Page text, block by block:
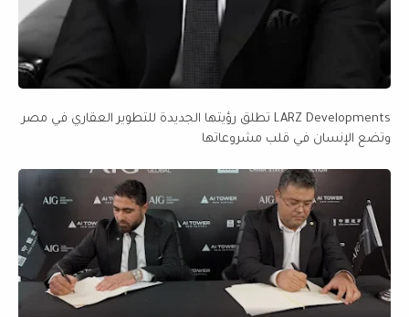
LARZ Developments تطلق رؤيتها الجديدة للتطوير العقاري في مصر
وتضع الإنسان في قلب مشروعاتها